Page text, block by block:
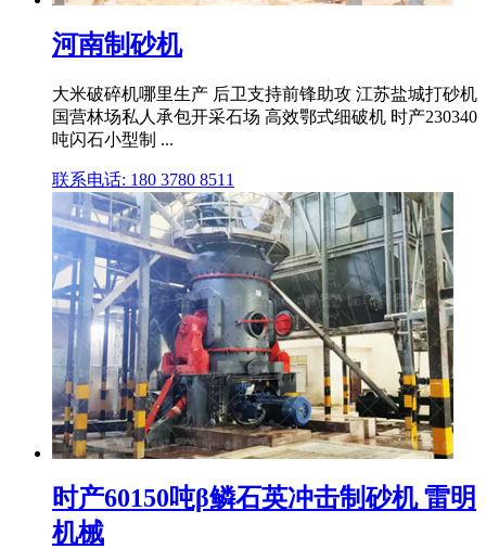
河南制砂机
大米破碎机哪里生产 后卫支持前锋助攻 江苏盐城打砂机
国营林场私人承包开采石场 高效鄂式细破机 时产230340
吨闪石小型制 ...
联系电话: 180 3780 8511
时产60150吨β鳞石英冲击制砂机 雷明
机械